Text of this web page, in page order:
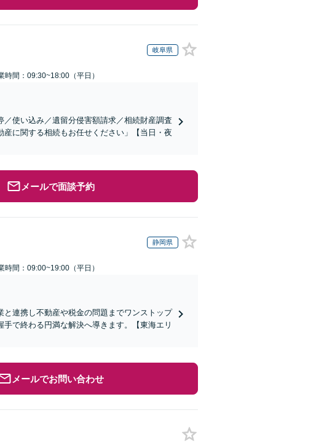
岐阜県
時間：09:30~18:00（平日）
／使い込み／遺留分侵害額請求／相続財産調査
に関する相続もお任せください」【当日・夜
メールで面談予約
静岡県
時間：09:00~19:00（平日）
と連携し不動産や税金の問題までワンストップ
で終わる円満な解決へ導きます。【東海エリ
メールでお問い合わせ